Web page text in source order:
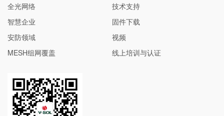
全光网络
智慧企业
安防领域
MESH组网覆盖
技术支持
固件下载
视频
线上培训与认证